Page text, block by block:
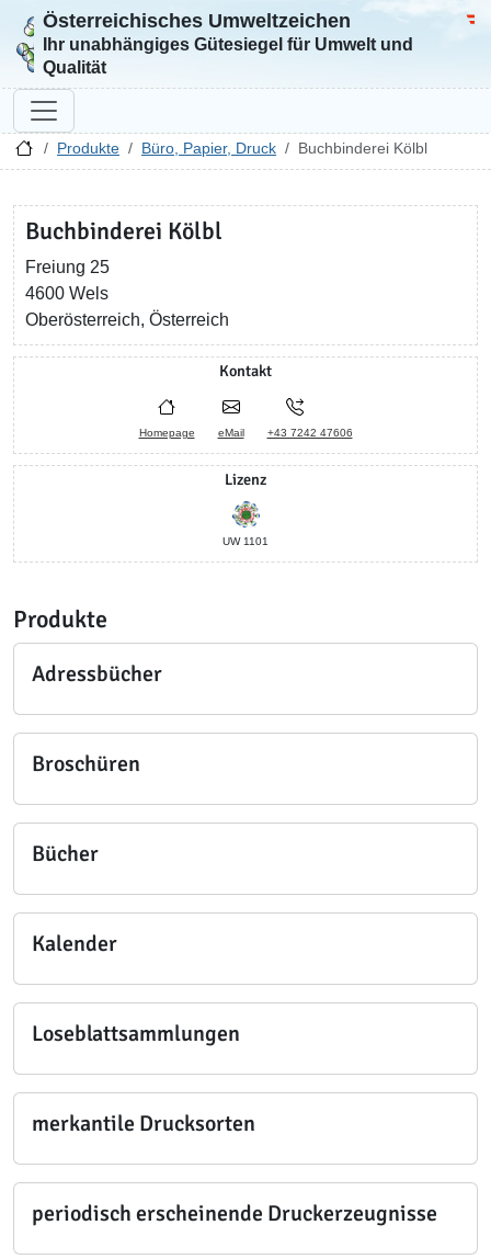
Zur Startseite
Österreichisches Umweltzeichen
Ihr unabhängiges Gütesiegel für Umwelt und
Qualität
Produkte Büro, Papier, Druck Buchbinderei Kölbl
Buchbinderei Kölbl
Freiung 25
4600 Wels
Oberösterreich, Österreich
Kontakt
Homepage eMail +43 7242 47606
Lizenz
UW 1101
Produkte
Adressbücher
Broschüren
Bücher
Kalender
Loseblattsammlungen
merkantile Drucksorten
periodisch erscheinende Druckerzeugnisse